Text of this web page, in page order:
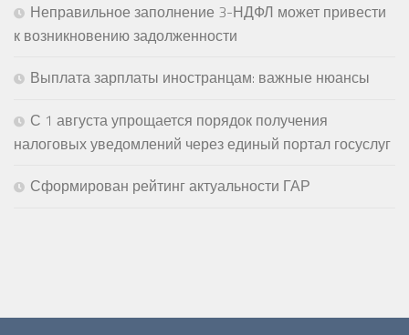
Неправильное заполнение 3-НДФЛ может привести
к возникновению задолженности
Выплата зарплаты иностранцам: важные нюансы
С 1 августа упрощается порядок получения
налоговых уведомлений через единый портал госуслуг
Сформирован рейтинг актуальности ГАР